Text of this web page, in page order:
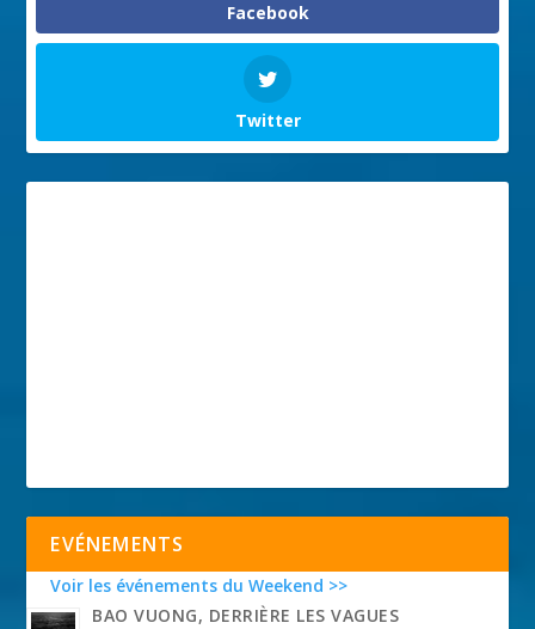
Facebook
Twitter
EVÉNEMENTS
Voir les événements du Weekend >>
BAO VUONG, DERRIÈRE LES VAGUES